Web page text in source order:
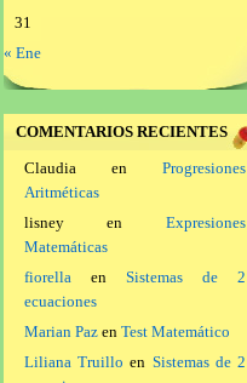
31
« Ene
COMENTARIOS RECIENTES
Claudiaen Progresiones
Aritméticas
lisneyen Expresiones
Matemáticas
fiorellaen Sistemas de 2
ecuaciones
Marian Pazen Test Matemático
Liliana Truillo en Sistemas de 2